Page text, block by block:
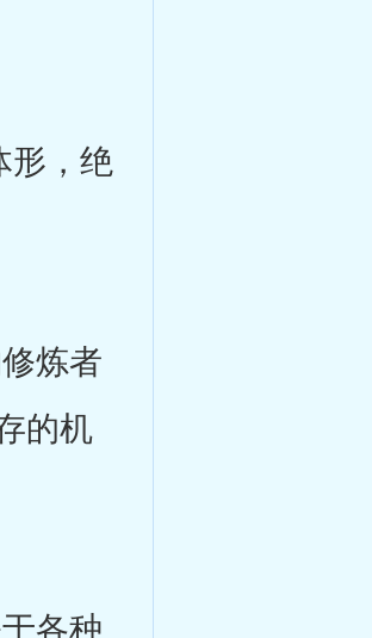
，绝
炼者
的机
各种